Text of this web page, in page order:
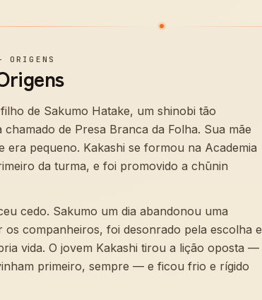
ORIGENS
de Sakumo Hatake, um shinobi tão
chamado de Presa Branca da Folha. Sua mãe
era pequeno. Kakashi se formou na Academia
da turma, e foi promovido a chūnin
cedo. Sakumo um dia abandonou uma
os companheiros, foi desonrado pela escolha e
vida. O jovem Kakashi tirou a lição oposta —
primeiro, sempre — e ficou frio e rígido